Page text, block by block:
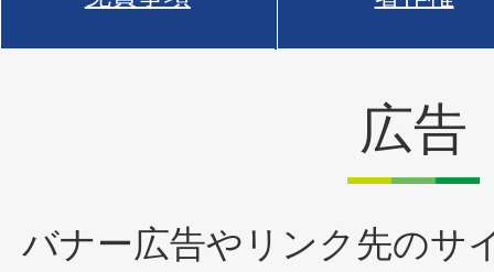
広告
バナー広告やリンク先のサ